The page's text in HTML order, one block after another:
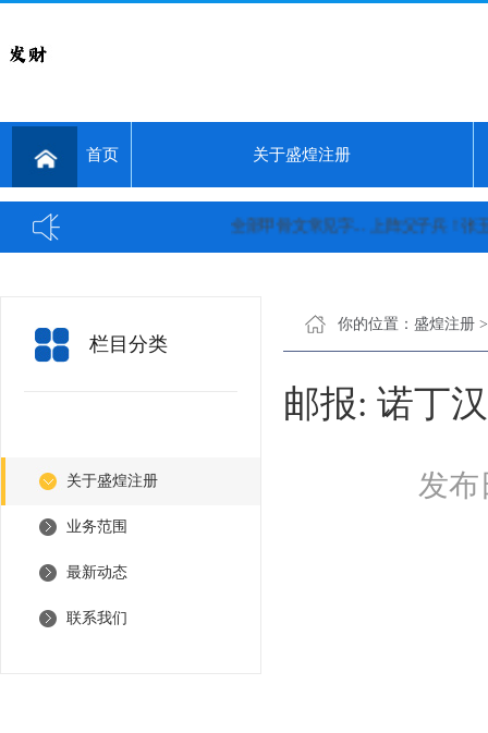
首页 关于盛煌注册
全部甲骨文常见字... 上阵父子兵！张玉环
栏目分类
关于盛煌注册
业务范围
最新动态
联系我们
你的位置： 盛煌注册
邮报: 诺丁
发布